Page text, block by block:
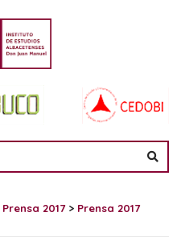
Prensa 2017> Prensa 2017